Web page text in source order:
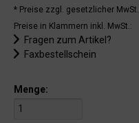
* Preise zzgl. gesetzlicher MwSt.
Preise in Klammern inkl. MwSt.:
Fragen zum Artikel?
Faxbestellschein
Menge: